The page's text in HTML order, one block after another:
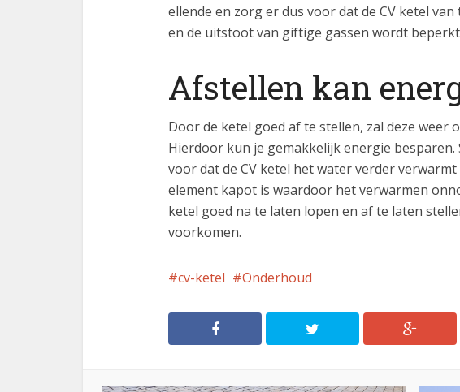
ellende en zorg er dus voor dat de CV ketel
en de uitstoot van giftige gassen wordt
Afstellen kan
Door de ketel goed af te stellen, zal deze weer
Hierdoor kun je gemakkelijk energie
voor dat de CV ketel het water verder
element kapot is waardoor het verwarmen
ketel goed na te laten lopen en af te laten
voorkomen.
cv-ketel Onderhoud